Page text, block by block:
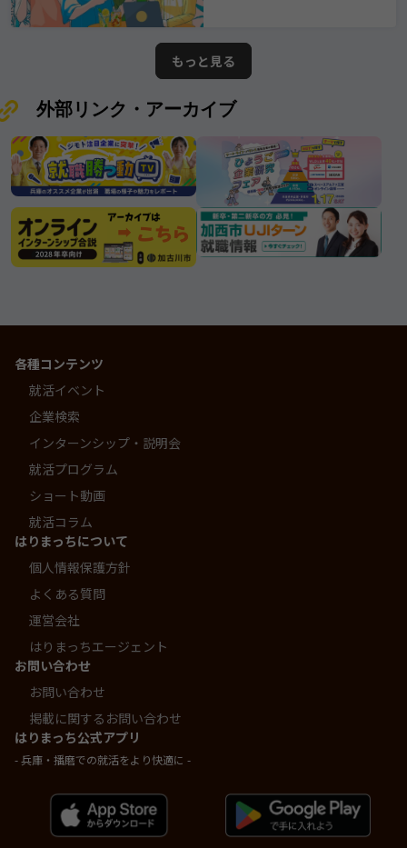
が誇る優良企業”と呼ぶにふさわしい
存在です。
の情報となります。ムツミ商事株式
会社
もっと見る
外部リンク・アーカイブ
各種コンテンツ
就活イベント
企業検索
インターンシップ・説明会
就活プログラム
ショート動画
就活コラム
はりまっちについて
個人情報保護方針
よくある質問
運営会社
はりまっちエージェント
お問い合わせ
お問い合わせ
掲載に関するお問い合わせ
はりまっち公式アプリ
- 兵庫・播磨での就活をより快適に -